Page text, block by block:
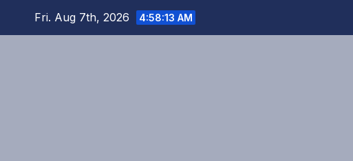
Fri. Aug 7th, 2026 4:58:14 AM